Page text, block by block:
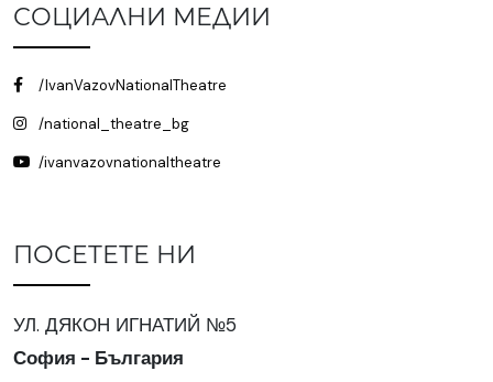
СОЦИАЛНИ МЕДИИ
/IvanVazovNationalTheatre
/national_theatre_bg
/ivanvazovnationaltheatre
ПОСЕТЕТЕ НИ
УЛ. ДЯКОН ИГНАТИЙ №5
София - България